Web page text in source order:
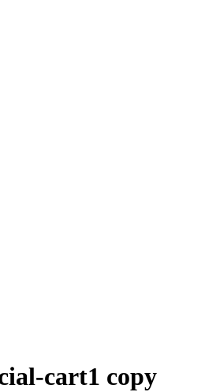
cart1 copy